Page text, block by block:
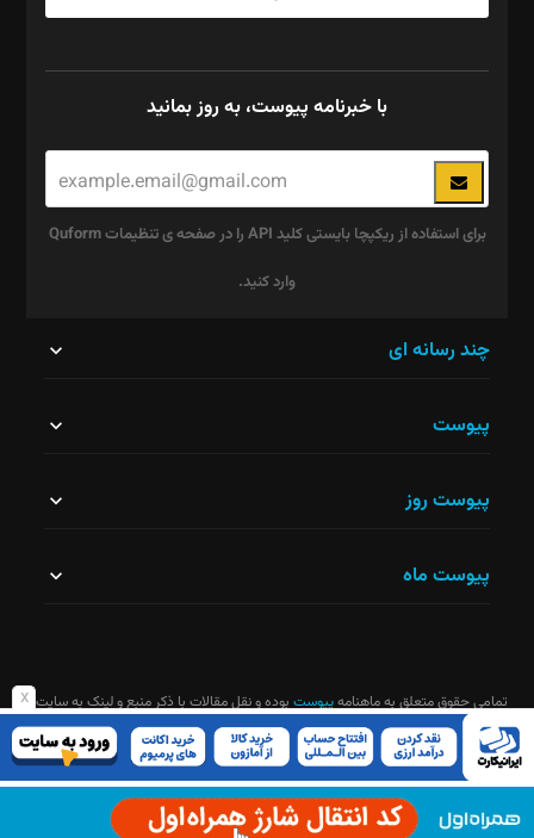
x
با خبرنامه پیوست، به روز بمانید
برای استفاده از ریکپچا بایستی کلید API را در صفحه ی تنظیمات Quform
وارد کنید.
نباید
شود.
چند رسانه ای
پیوست
پیوست روز
پیوست ماه
تمامی حقوق متعلق به ماهنامهپیوست بوده و نقل مقالات با ذکر منبع و لینک به سایت
ماهنامه آزاد است